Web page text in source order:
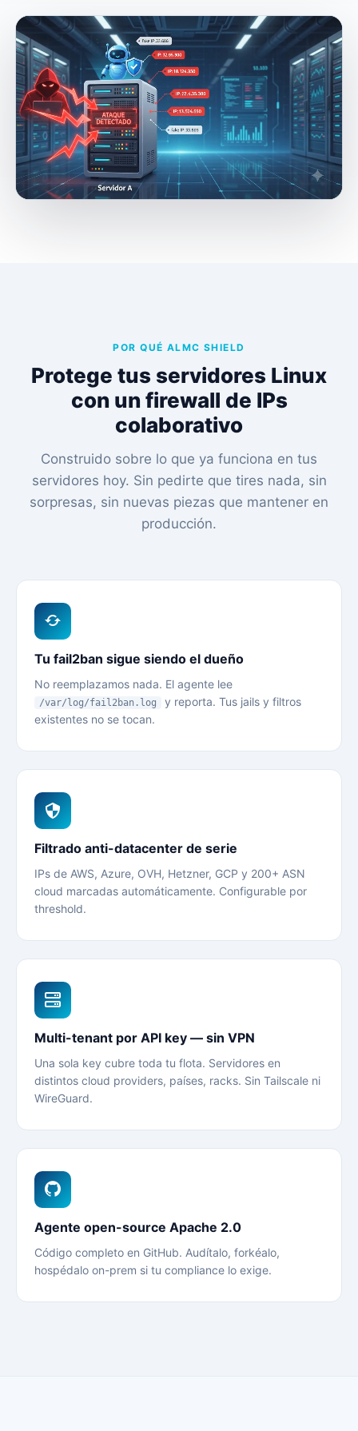
POR QUÉ ALMC SHIELD
Protege tus servidores Linux
con un firewall de IPs
colaborativo
Construido sobre lo que ya funciona en tus
servidores hoy. Sin pedirte que tires nada, sin
sorpresas, sin nuevas piezas que mantener en
producción.
Tu fail2ban sigue siendo el dueño
No reemplazamos nada. El agente lee
/var/log/fail2ban.log
y reporta. Tus jails y filtros
existentes no se tocan.
Filtrado anti-datacenter de serie
IPs de AWS, Azure, OVH, Hetzner, GCP y 200+ ASN
cloud marcadas automáticamente. Configurable por
threshold.
Multi-tenant por API key — sin VPN
Una sola key cubre toda tu flota. Servidores en
distintos cloud providers, países, racks. Sin Tailscale ni
WireGuard.
Agente open-source Apache 2.0
Código completo en GitHub. Audítalo, forkéalo,
hospédalo on-prem si tu compliance lo exige.